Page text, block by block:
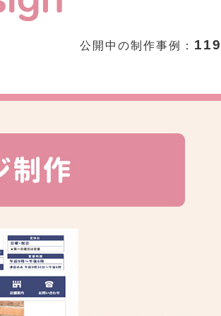
公開中の制作事例：